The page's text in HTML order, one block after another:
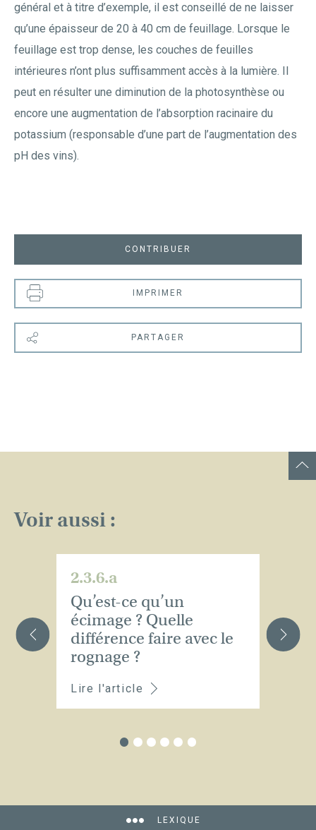
général et à titre d’exemple, il est conseillé de ne laisser
qu’une épaisseur de 20 à 40 cm de feuillage. Lorsque le
feuillage est trop dense, les couches de feuilles
intérieures n’ont plus suffisamment accès à la lumière. Il
peut en résulter une diminution de la photosynthèse ou
encore une augmentation de l’absorption racinaire du
potassium (responsable d’une part de l’augmentation des
pH des vins).
CONTRIBUER
IMPRIMER
PARTAGER
Voir aussi :
2.3.6.a
Qu’est-ce qu’un
écimage ? Quelle
différence faire avec le
rognage ?
Lire l'article
LEXIQUE